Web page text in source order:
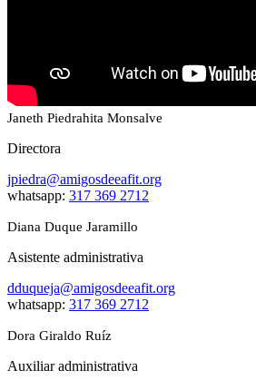
Janeth Piedrahita Monsalve
Directora
jpiedra@amigosdeeafit.org
whatsapp: 317 369 2712
Diana Duque Jaramillo
Asistente administrativa
dduqueja@amigosdeeafit.org
whatsapp: 317 369 2712
Dora Giraldo Ruíz
Auxiliar administrativa